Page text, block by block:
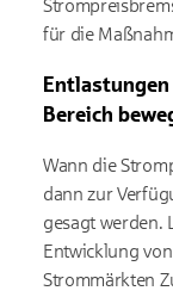
für die
Bereich
Wann die
dann zur
gesagt werden.
Entwicklung
Strommärkten